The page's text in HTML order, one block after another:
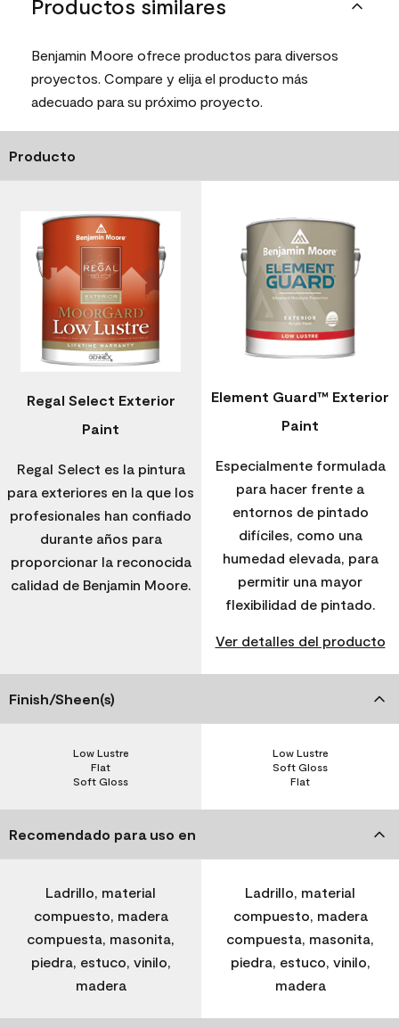
Productos similares
Benjamin Moore ofrece productos para diversos
proyectos. Compare y elija el producto más
adecuado para su próximo proyecto.
Producto
Regal Select Exterior
Paint
Regal Select es la pintura
para exteriores en la que los
profesionales han confiado
durante años para
proporcionar la reconocida
calidad de Benjamin Moore.
Element Guard™ Exterior
Paint
Especialmente formulada
para hacer frente a
entornos de pintado
difíciles, como una
humedad elevada, para
permitir una mayor
flexibilidad de pintado.
Ver detalles del producto
Finish/Sheen(s)
Soft Gloss
Flat
Low Lustre
Flat
Soft Gloss
Low Lustre
Recomendado para uso en
Ladrillo, material
compuesto, madera
compuesta, masonita,
piedra, estuco, vinilo,
madera
Ladrillo, material
compuesto, madera
compuesta, masonita,
piedra, estuco, vinilo,
madera